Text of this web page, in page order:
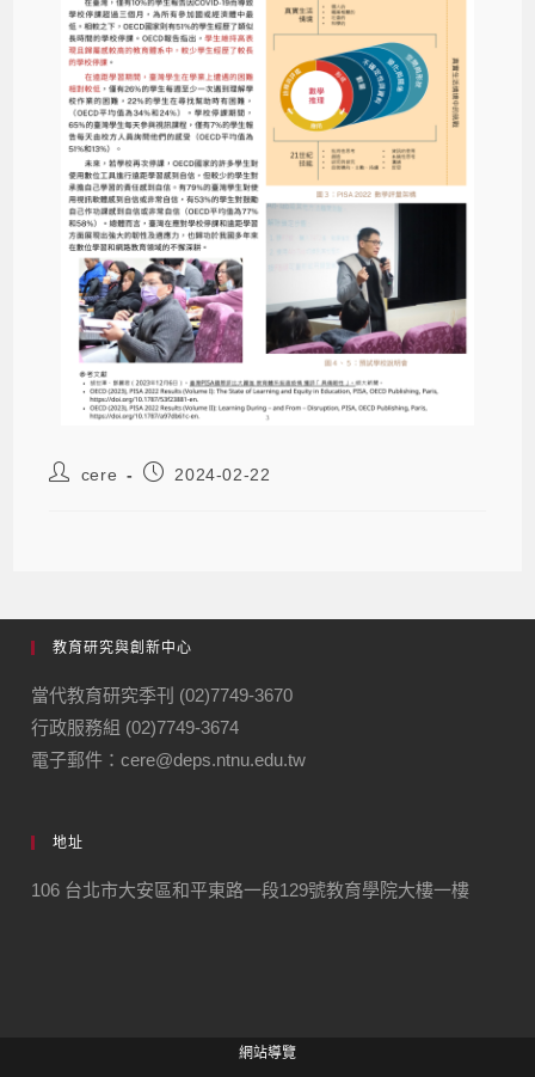
cere 2024-02-22
教育研究與創新中心
當代教育研究季刊 (02)7749-3670
行政服務組 (02)7749-3674
電子郵件：cere@deps.ntnu.edu.tw
地址
106 台北市大安區和平東路一段129號教育學院大樓一樓
網站導覽